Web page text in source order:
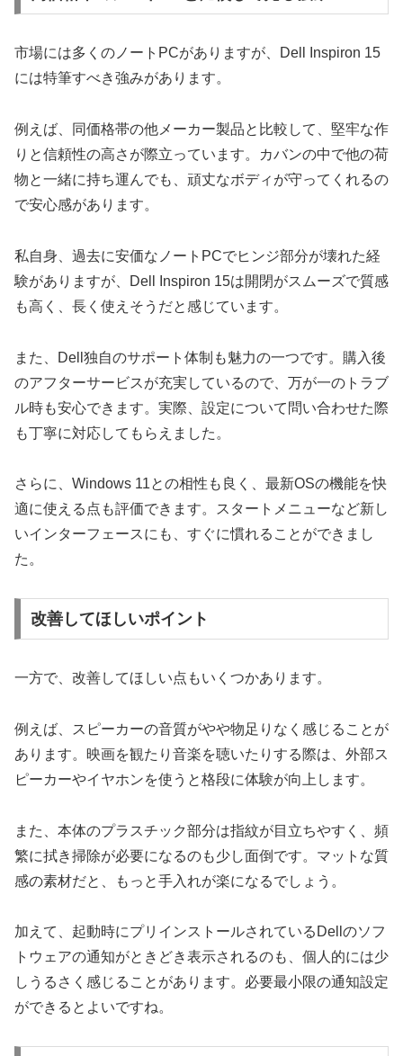
市場には多くのノートPCがありますが、Dell Inspiron 15
には特筆すべき強みがあります。
例えば、同価格帯の他メーカー製品と比較して、堅牢な作
りと信頼性の高さが際立っています。カバンの中で他の荷
物と一緒に持ち運んでも、頑丈なボディが守ってくれるの
で安心感があります。
私自身、過去に安価なノートPCでヒンジ部分が壊れた経
験がありますが、Dell Inspiron 15は開閉がスムーズで質感
も高く、長く使えそうだと感じています。
また、Dell独自のサポート体制も魅力の一つです。購入後
のアフターサービスが充実しているので、万が一のトラブ
ル時も安心できます。実際、設定について問い合わせた際
も丁寧に対応してもらえました。
さらに、Windows 11との相性も良く、最新OSの機能を快
適に使える点も評価できます。スタートメニューなど新し
いインターフェースにも、すぐに慣れることができまし
た。
改善してほしいポイント
一方で、改善してほしい点もいくつかあります。
例えば、スピーカーの音質がやや物足りなく感じることが
あります。映画を観たり音楽を聴いたりする際は、外部ス
ピーカーやイヤホンを使うと格段に体験が向上します。
また、本体のプラスチック部分は指紋が目立ちやすく、頻
繁に拭き掃除が必要になるのも少し面倒です。マットな質
感の素材だと、もっと手入れが楽になるでしょう。
加えて、起動時にプリインストールされているDellのソフ
トウェアの通知がときどき表示されるのも、個人的には少
しうるさく感じることがあります。必要最小限の通知設定
ができるとよいですね。